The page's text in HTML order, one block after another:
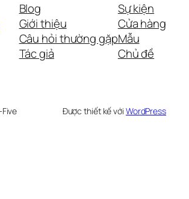
Blog
Giới thiệu
Câu hỏi thường gặp
Tác giả
Sự kiện
Cửa hàng
Mẫu
Chủ đề
Được thiết kế với WordPress